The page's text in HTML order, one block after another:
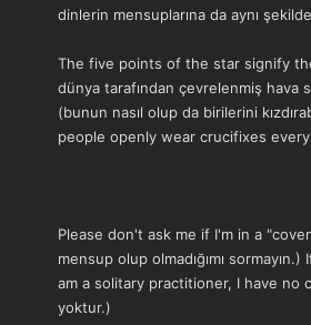
dinlerin mensuplarına da aynı
The five points of the star signify
dünya tarafından çevrelenmiş
(bunun nasıl olup da birilerini
people openly wear crucifixes every
Please don't ask me if I'm in a
mensup olup olmadığımı
am a solitary practitioner, I have no
yoktur.)